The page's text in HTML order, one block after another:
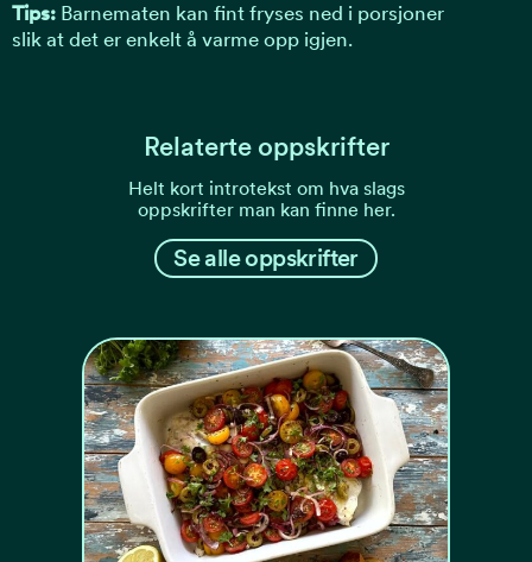
Tips: Barnematen kan fint fryses ned i porsjoner
slik at det er enkelt å varme opp igjen.
Relaterte oppskrifter
Helt kort introtekst om hva slags
oppskrifter man kan finne her.
Se alle oppskrifter